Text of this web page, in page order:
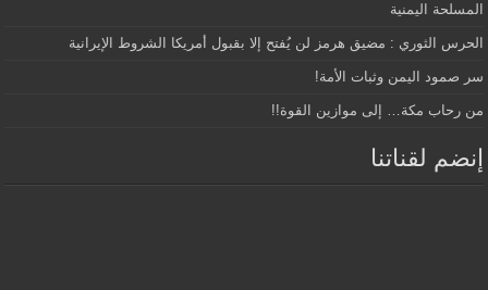
المسلحة اليمنية
الحرس الثوري : مضيق هرمز لن يُفتح إلا بقبول أمريكا الشروط الإيرانية
سر صمود اليمن وثبات الأمة!
من رحاب مكة… إلى موازين القوة!!
إنضم لقناتنا